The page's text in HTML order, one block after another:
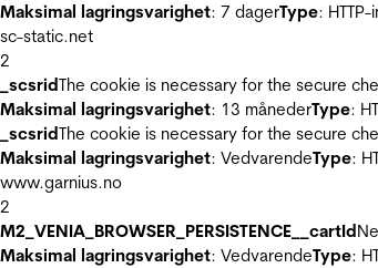
Maksimal lagringsvarighet: 7 dagerType:
sc-static.net
2
_scsridThe cookie is necessary for the secure
Maksimal lagringsvarighet: 13 månederType:
_scsridThe cookie is necessary for the secure
Maksimal lagringsvarighet: VedvarendeType:
www.garnius.no
2
M2_VENIA_BROWSER_PERSISTENCE__cartId
Maksimal lagringsvarighet: VedvarendeType: